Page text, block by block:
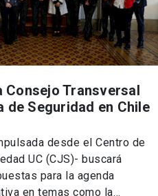
Consejo Transversal
de Seguridad en Chile
desde el Centro de
UC (CJS)- buscará
para la agenda
en temas como la…